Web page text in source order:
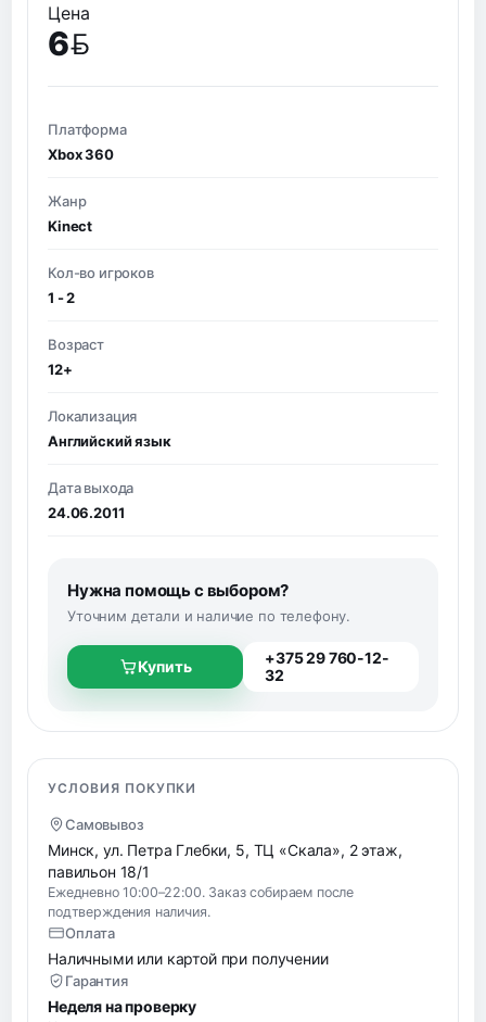
Цена
6
BYN
Платформа
Xbox 360
Жанр
Kinect
Кол-во игроков
1 - 2
Возраст
12+
Локализация
Английский язык
Дата выхода
24.06.2011
Нужна помощь с выбором?
Уточним детали и наличие по телефону.
Купить
+375 29 760-12-
32
УСЛОВИЯ ПОКУПКИ
Самовывоз
Минск, ул. Петра Глебки, 5, ТЦ «Скала», 2 этаж,
павильон 18/1
Ежедневно 10:00–22:00. Заказ собираем после
подтверждения наличия.
Оплата
Наличными или картой при получении
Гарантия
Неделя на проверку